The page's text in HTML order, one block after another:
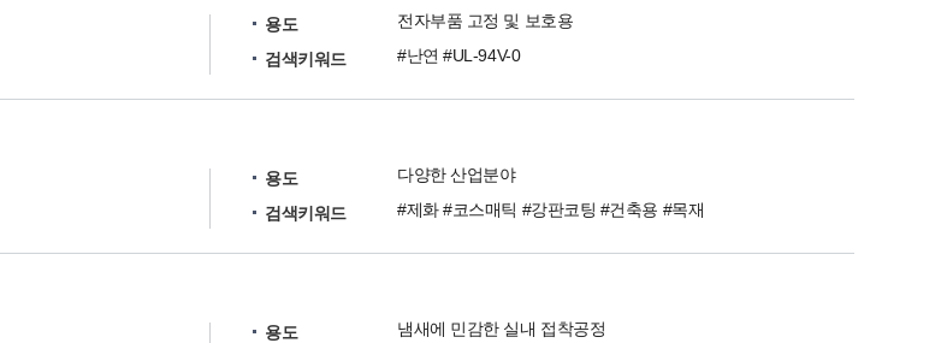
용도
전자부품 고정 및 보호용
검색키워드
#난연 #UL-94V-0
용도
다양한 산업분야
검색키워드
#제화 #코스매틱 #강판코팅 #건축용 #목재
용도
냄새에 민감한 실내 접착공정